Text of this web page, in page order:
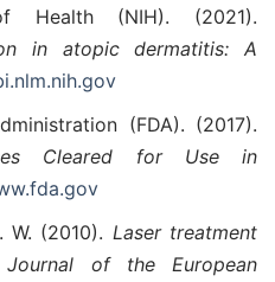
Health (NIH). (2021).
in atopic dermatitis: A
(FDA). (2017).
Cleared for Use in
W. (2010). Laser treatment
Journal of the European